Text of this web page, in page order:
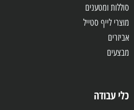
סוללות ומטענים
מוצרי לייף סטייל
אביזרים
מבצעים
כלי עבודה